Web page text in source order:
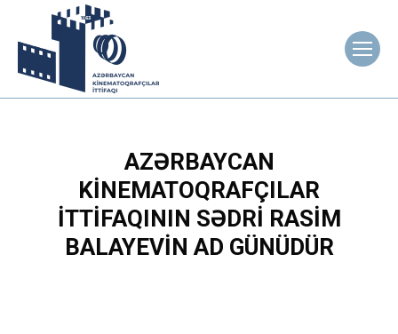
AZƏRBAYCAN
KINEMATOQRAFÇILAR
İTTIFAQININ SƏDRI RASIM
BALAYEVIN AD GÜNÜDÜR